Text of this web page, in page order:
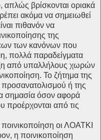
απλώς βρίσκονται οριακά
ακόμα να σημειωθεί
πιθανόν να
της
των κανόνων που
πολλά παραδείγματα
από υπαλλήλους χωρών
Το ζήτημα της
προσανατολισμού ή της
σημασία όσον αφορά
προέρχονται από τις
οι ΛΟΑΤΚΙ
η ποινικοποίηση